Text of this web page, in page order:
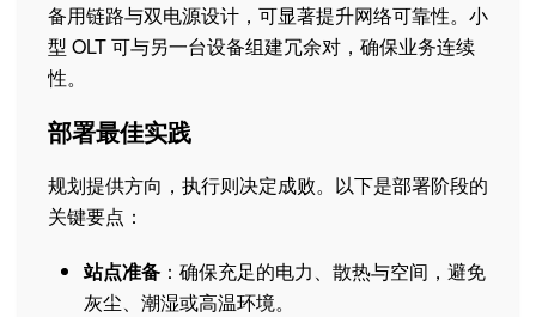
备用链路与双电源设计，可显著提升网络可靠性。小
型 OLT 可与另一台设备组建冗余对，确保业务连续
性。
部署最佳实践
规划提供方向，执行则决定成败。以下是部署阶段的
关键要点：
站点准备 ：确保充足的电力、散热与空间，避免
灰尘、潮湿或高温环境。